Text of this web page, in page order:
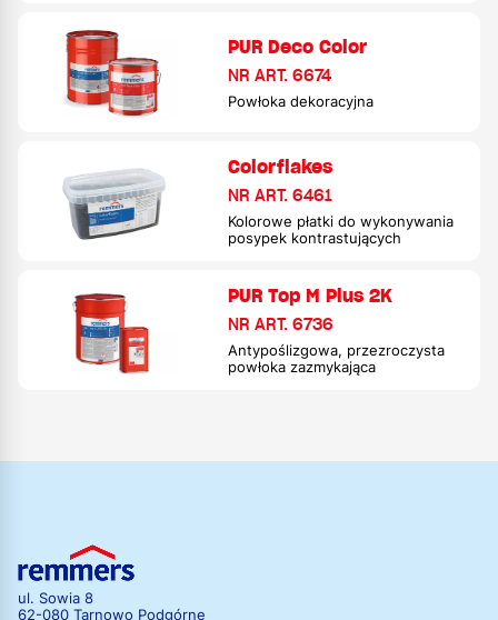
PUR Deco Color
NR ART. 6674
Powłoka dekoracyjna
Colorflakes
NR ART. 6461
Kolorowe płatki do wykonywania
posypek kontrastujących
PUR Top M Plus 2K
NR ART. 6736
Antypoślizgowa, przezroczysta
powłoka zazmykająca
ul. Sowia 8
62-080 Tarnowo Podgórne